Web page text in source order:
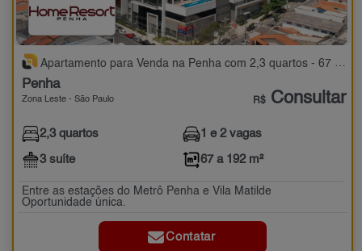
Apartamento para Venda na Penha com 2,3 quartos - 67 a 192 m²
Penha
Zona Leste - São Paulo R$ Consultar
2,3 quartos
3 suíte
1 e 2 vagas
67 a 192 m²
Entre as estações do Metrô Penha e Vila Matilde
Oportunidade única.
Contatar